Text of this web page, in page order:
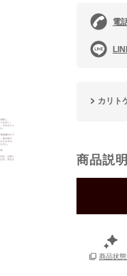
電
カリト
商品説
商品状